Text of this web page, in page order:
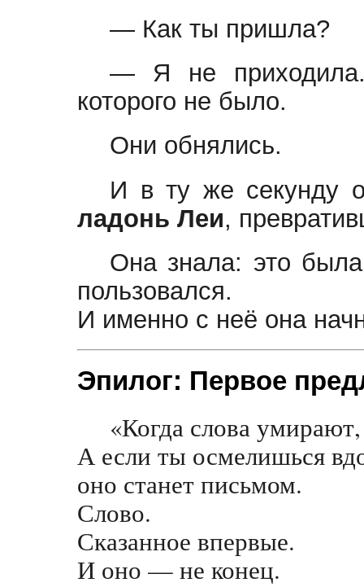
— Как ты пришла?
— Я не
которого не было.
Они обнялись.
И в ту же секунду
ладонь Леи,
Она знала: это
пользовался.
И именно с неё она
Эпилог: Первое
«Когда слова
А если ты осмелишься
оно станет письмом.
Слово.
Сказанное впервые.
И оно — не конец.